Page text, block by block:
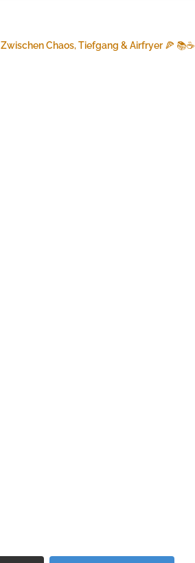
Zwischen Chaos, Tiefgang & Airfryer 🍕 📚☕️